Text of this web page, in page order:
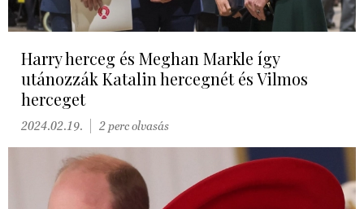
Harry herceg és Meghan Markle így
utánozzák Katalin hercegnét és Vilmos
herceget
2024.02.19. 2 perc olvasás